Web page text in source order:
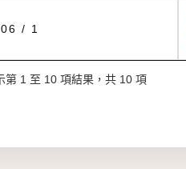
/ 1
第 1 至 10 項結果，共 10 項